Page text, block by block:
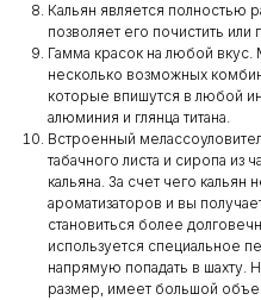
Кальян является полностью
позволяет его почистить
Гамма красок на любой вкус.
несколько возможных
которые впишутся в любой
алюминия и глянца титана.
Встроенный
табачного листа и сиропа из
кальяна. За счет чего кальян
ароматизаторов и вы
становиться более
используется специальное
напрямую попадать в шахту.
размер, имеет большой